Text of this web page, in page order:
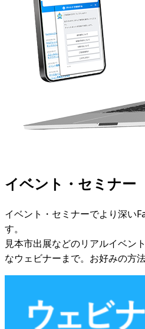
イベント・セミナー
イベント・セミナーでより深い
す。
見本市出展などのリアルイベン
なウェビナーまで。お好みの方